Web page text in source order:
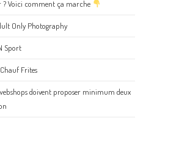
? Voici comment ça marche
Only Photography
Sport
Frites
doivent proposer minimum deux